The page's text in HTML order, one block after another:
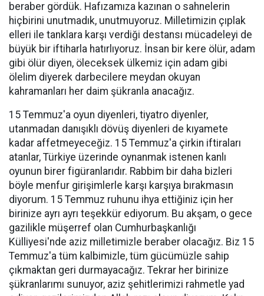
beraber gördük. Hafızamıza kazınan o sahnelerin
hiçbirini unutmadık, unutmuyoruz. Milletimizin çıplak
elleri ile tanklara karşı verdiği destansı mücadeleyi de
büyük bir iftiharla hatırlıyoruz. İnsan bir kere ölür, adam
gibi ölür diyen, öleceksek ülkemiz için adam gibi
ölelim diyerek darbecilere meydan okuyan
kahramanları her daim şükranla anacağız.
15 Temmuz'a oyun diyenleri, tiyatro diyenler,
utanmadan danışıklı dövüş diyenleri de kıyamete
kadar affetmeyeceğiz. 15 Temmuz'a çirkin iftiraları
atanlar, Türkiye üzerinde oynanmak istenen kanlı
oyunun birer figüranlarıdır. Rabbim bir daha bizleri
böyle menfur girişimlerle karşı karşıya bırakmasın
diyorum. 15 Temmuz ruhunu ihya ettiğiniz için her
birinize ayrı ayrı teşekkür ediyorum. Bu akşam, o gece
gazilikle müşerref olan Cumhurbaşkanlığı
Külliyesi'nde aziz milletimizle beraber olacağız. Biz 15
Temmuz'a tüm kalbimizle, tüm gücümüzle sahip
çıkmaktan geri durmayacağız. Tekrar her birinize
şükranlarımı sunuyor, aziz şehitlerimizi rahmetle yad